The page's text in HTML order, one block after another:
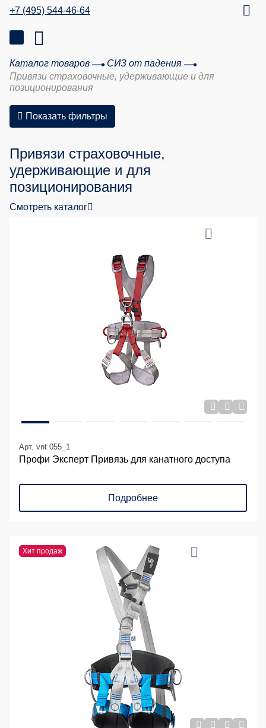
+7 (495) 544-46-64
Каталог товаров
СИЗ от падения
Привязи страховочные, удерживающие и для
позиционирования
Показать фильтры
Привязи страховочные,
удерживающие и для
позиционирования
Смотреть каталог
Арт. vnt 055_1
Профи Эксперт Привязь для канатного доступа
Подробнее
Хит продаж